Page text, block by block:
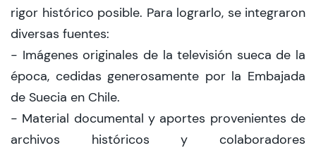
rigor histórico posible. Para lograrlo, se integraron
diversas fuentes:
- Imágenes originales de la televisión sueca de la
época, cedidas generosamente por la Embajada
de Suecia en Chile.
- Material documental y aportes provenientes de
archivos históricos y colaboradores